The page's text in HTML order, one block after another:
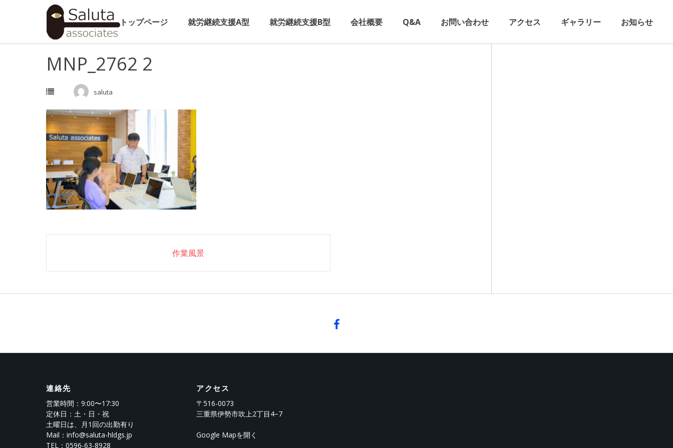
トップページ 就労継続支援A型 就労継続支援B型 会社概要 Q&A お問い合わせ アクセス ギャラリー お知らせ
MNP_2762 2
saluta
作業風景
連絡先
営業時間：9:00〜17:30
定休日：土・日・祝
土曜日は、月1回の出勤有り
Mail：info@saluta-hldgs.jp
TEL： 0596-63-8928
アクセス
〒516-0073
三重県伊勢市吹上2丁目4−7
Google Mapを開く